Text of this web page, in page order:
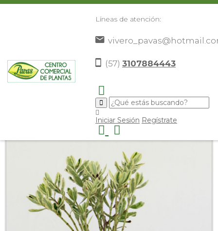
Líneas de atención:
(57) 3107884443
Iniciar Sesión Regístrate
Plantas> Plantas De Interior>Hebe